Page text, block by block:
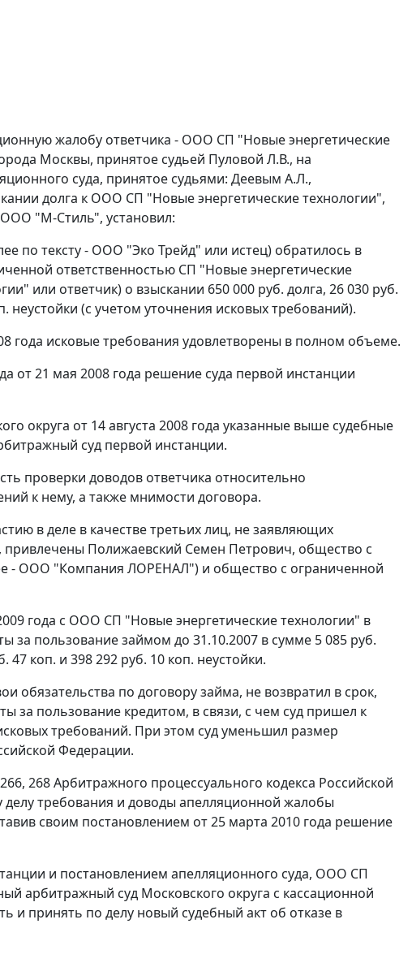
жалобу ответчика - ООО СП "Новые энергетические
Москвы, принятое судьей Пуловой Л.В., на
суда, принятое судьями: Деевым А.Л.,
долга к ООО СП "Новые энергетические технологии",
"М-Стиль", установил:
по тексту - ООО "Эко Трейд" или истец) обратилось в
ответственностью СП "Новые энергетические
или ответчик) о взыскании 650 000 руб. долга, 26 030 руб.
(с учетом уточнения исковых требований).
года исковые требования удовлетворены в полном объеме.
от 21 мая 2008 года решение суда первой инстанции
округа от 14 августа 2008 года указанные выше судебные
суд первой инстанции.
проверки доводов ответчика относительно
к нему, а также мнимости договора.
в деле в качестве третьих лиц, не заявляющих
Полижаевский Семен Петрович, общество с
- ООО "Компания ЛОРЕНАЛ") и общество с ограниченной
года с ООО СП "Новые энергетические технологии" в
за пользование займом до 31.10.2007 в сумме 5 085 руб.
коп. и 398 292 руб. 10 коп. неустойки.
обязательства по договору займа, не возвратил в срок,
за пользование кредитом, в связи, с чем суд пришел к
требований. При этом суд уменьшил размер
Федерации.
, 268Арбитражного процессуального кодекса Российской
требования и доводы апелляционной жалобы
своим постановлением от 25 марта 2010 года решение
и постановлением апелляционного суда, ООО СП
арбитражный суд Московского округа с кассационной
и принять по делу новый судебный акт об отказе в